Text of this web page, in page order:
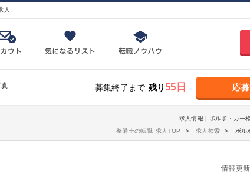
」
応
募集終了まで 残り55日
求人情報 | ボルボ・カー
整備士の転職･求人TOP
求人検索 ボル
情報更